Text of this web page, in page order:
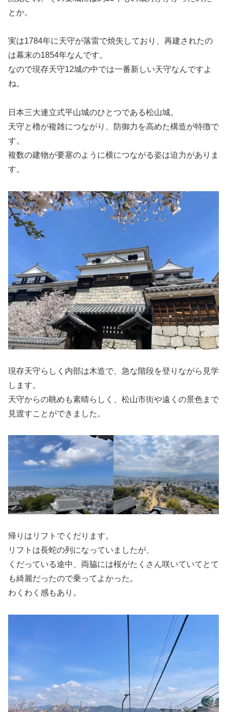
とか。
実は1784年に天守が落雷で焼失しており、再建されたの
は幕末の1854年なんです。
なので現存天守12城の中では一番新しい天守なんですよ
ね。
日本三大連立式平山城のひとつである松山城。
天守と櫓が複雑につながり、防御力を高めた構造が特徴で
す。
複数の建物が要塞のように横につながる姿は迫力がありま
す。
現存天守らしく内部は木造で、急な階段を登りながら見学
します。
天守からの眺めも素晴らしく、松山市街や遠くの景色まで
見渡すことができました。
帰りはリフトでくだります。
リフトは長蛇の列になっていましたが、
くだっている途中、両脇には桜がたくさん咲いていてとて
も綺麗だったので乗ってよかった。
わくわく感もあり。